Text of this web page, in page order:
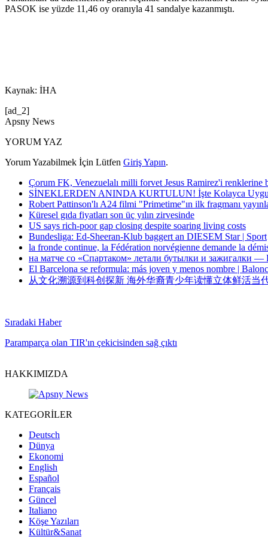
PASOK ise yüzde 11,46 oy oranıyla 41 sandalye kazanmıştı.
Kaynak: İHA
[ad_2]
Apsny News
YORUM YAZ
Yorum Yazabilmek İçin Lütfen Giriş Yapın.
Çorum FK, Venezuelalı milli forvet Jesus Ramirez'i renklerine
SİNEKLERDEN ANINDA KURTULUN! İşte Kolayca
Robert Pattinson'lı A24 filmi "Primetime"ın ilk fragmanı
Küresel gıda fiyatları son üç yılın zirvesinde
US says rich-poor gap closing despite soaring living costs
Bundesliga: Ed-Sheeran-Klub baggert an DIESEM Star | Sport
la fronde continue, la Fédération norvégienne demande la
на матче со «Спартаком» летали бутылки и зажигалки —
El Barcelona se reformula: más joven y menos nombre |
从文化溯源到科创探新 海外华裔青少年读懂立体鲜活当
Sıradaki Haber
Paramparça olan TIR'ın çekicisinden sağ çıktı
HAKKIMIZDA
KATEGORİLER
Deutsch
Dünya
Ekonomi
English
Español
Français
Güncel
Italiano
Köşe Yazıları
Kültür&Sanat